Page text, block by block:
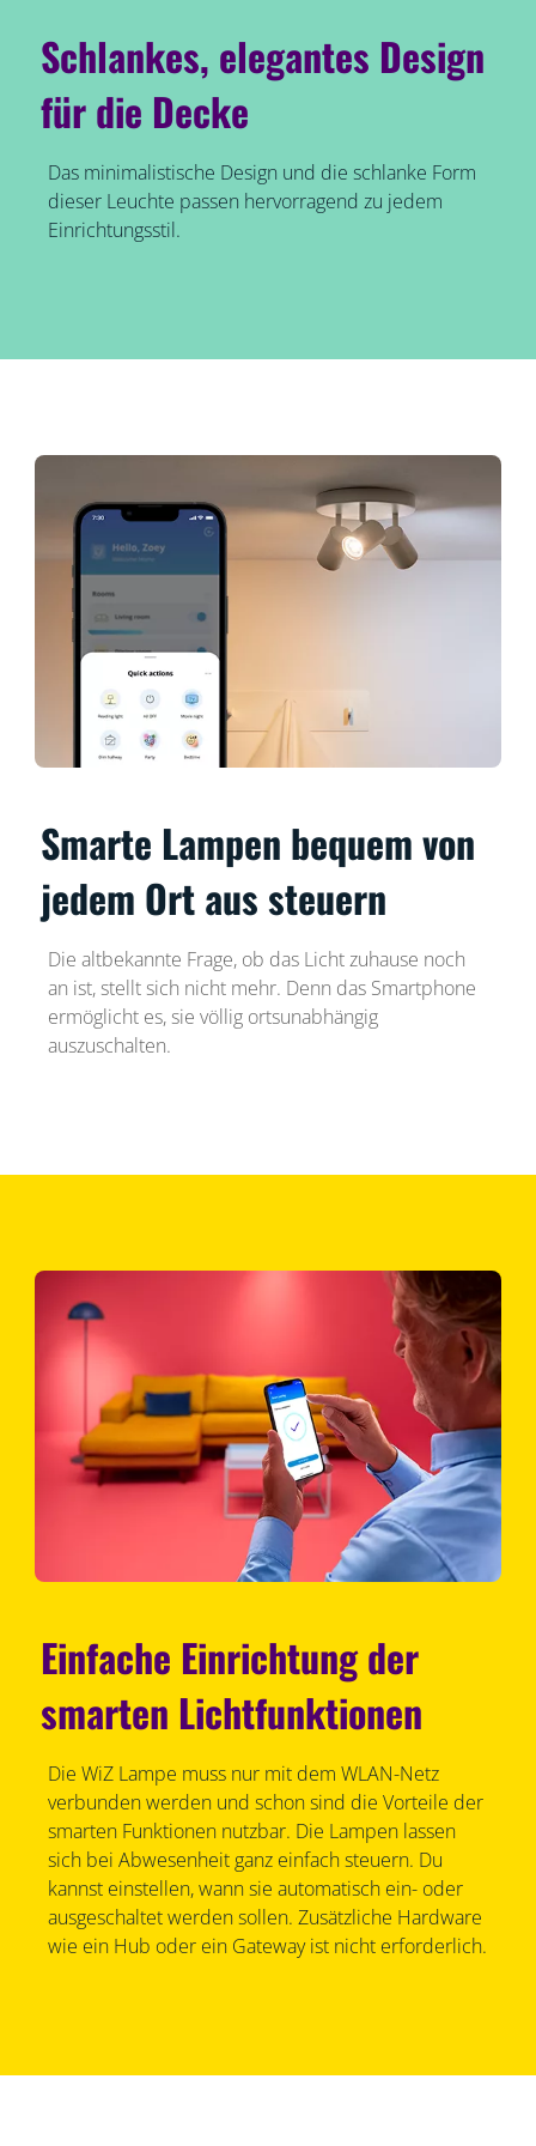
Schlankes, elegantes Design
für die Decke
Das minimalistische Design und die schlanke Form
dieser Leuchte passen hervorragend zu jedem
Einrichtungsstil.
Smarte Lampen bequem von
jedem Ort aus steuern
Die altbekannte Frage, ob das Licht zuhause noch
an ist, stellt sich nicht mehr. Denn das Smartphone
ermöglicht es, sie völlig ortsunabhängig
auszuschalten.
Einfache Einrichtung der
smarten Lichtfunktionen
Die WiZ Lampe muss nur mit dem WLAN-Netz
verbunden werden und schon sind die Vorteile der
smarten Funktionen nutzbar. Die Lampen lassen
sich bei Abwesenheit ganz einfach steuern. Du
kannst einstellen, wann sie automatisch ein- oder
ausgeschaltet werden sollen. Zusätzliche Hardware
wie ein Hub oder ein Gateway ist nicht erforderlich.